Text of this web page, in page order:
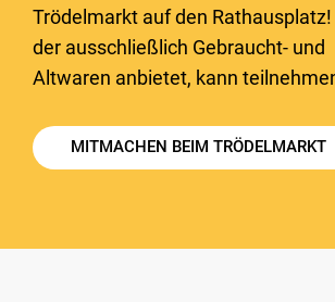
Trödelmarkt auf den Rathausplatz!
der ausschließlich Gebraucht- und
Altwaren anbietet, kann
MITMACHEN BEIM TRÖDELMARKT